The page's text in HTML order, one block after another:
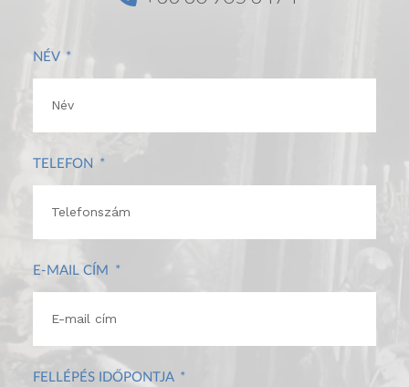
NÉV
TELEFON
E-MAIL CÍM
FELLÉPÉS IDŐPONTJA